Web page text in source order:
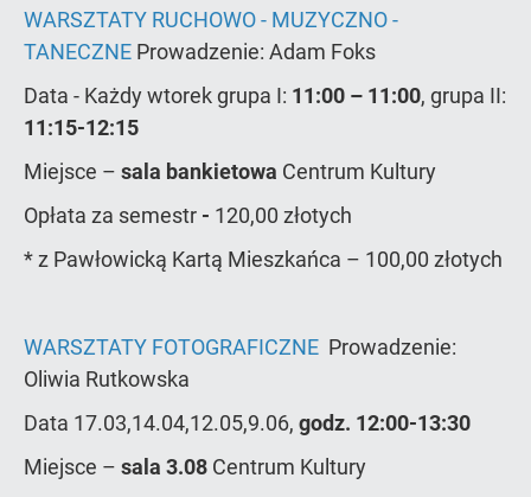
WARSZTATY RUCHOWO - MUZYCZNO -
TANECZNE Prowadzenie: Adam Foks
Data - Każdy wtorek grupa I: 11:00 – 11:00, grupa II:
11:15-12:15
Miejsce – sala bankietowa Centrum Kultury
Opłata za semestr - 120,00 złotych
* z Pawłowicką Kartą Mieszkańca – 100,00 złotych
WARSZTATY FOTOGRAFICZNE Prowadzenie:
Oliwia Rutkowska
Data 17.03,14.04,12.05,9.06, godz. 12:00-13:30
Miejsce – sala 3.08 Centrum Kultury